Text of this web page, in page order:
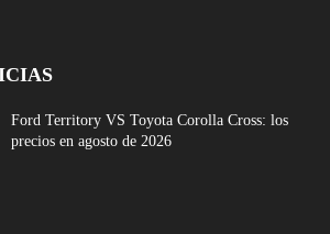
Ford Territory VS Toyota Corolla Cross: los
precios en agosto de 2026